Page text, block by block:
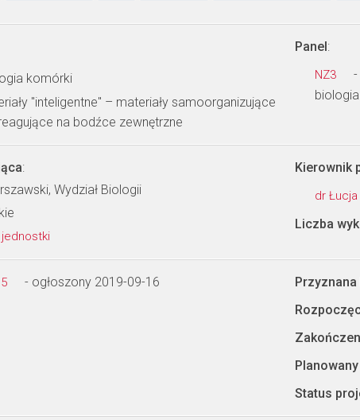
komórki
"inteligentne" – materiały samoorganizujące
na bodźce zewnętrzne
Panel:
NZ3
:
Wydział Biologii
Kierownik
dr
Liczba
- ogłoszony 2019-09-16 Przyznana
Status